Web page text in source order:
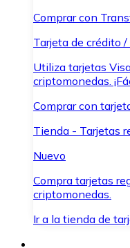
Comprar con
Tarjeta de crédito
Utiliza tarjetas
criptomonedas.
Comprar con
Tienda - Tarjetas
Nuevo
Compra tarjetas
criptomonedas.
Ir a la tienda de